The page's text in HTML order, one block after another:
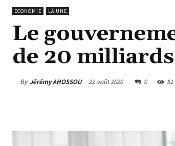
ECONOMIE LA UNE
Le
de 20
By Jérémy AHOSSOU 22 août 2020 0 51